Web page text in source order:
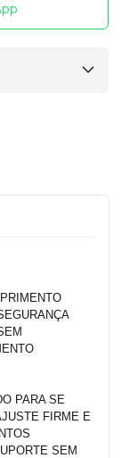
PARA SE
FIRME E
SEM